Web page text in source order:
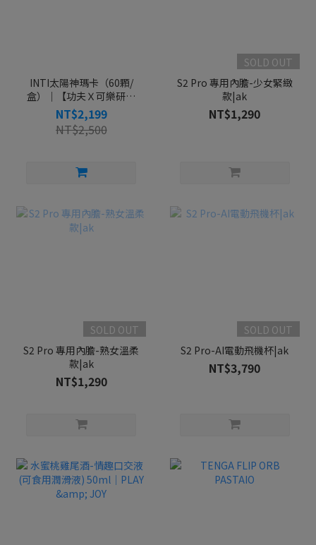
INTI太陽神瑪卡（60顆/
盒）｜【功夫Ｘ可樂研究
社-聯名合作】
NT$2,199
NT$2,500
SOLD OUT
S2 Pro 專用內膽-少女緊緻
款|ak
NT$1,290
SOLD OUT
S2 Pro 專用內膽-熟女溫柔
款|ak
NT$1,290
SOLD OUT
S2 Pro-AI電動飛機杯|ak
NT$3,790